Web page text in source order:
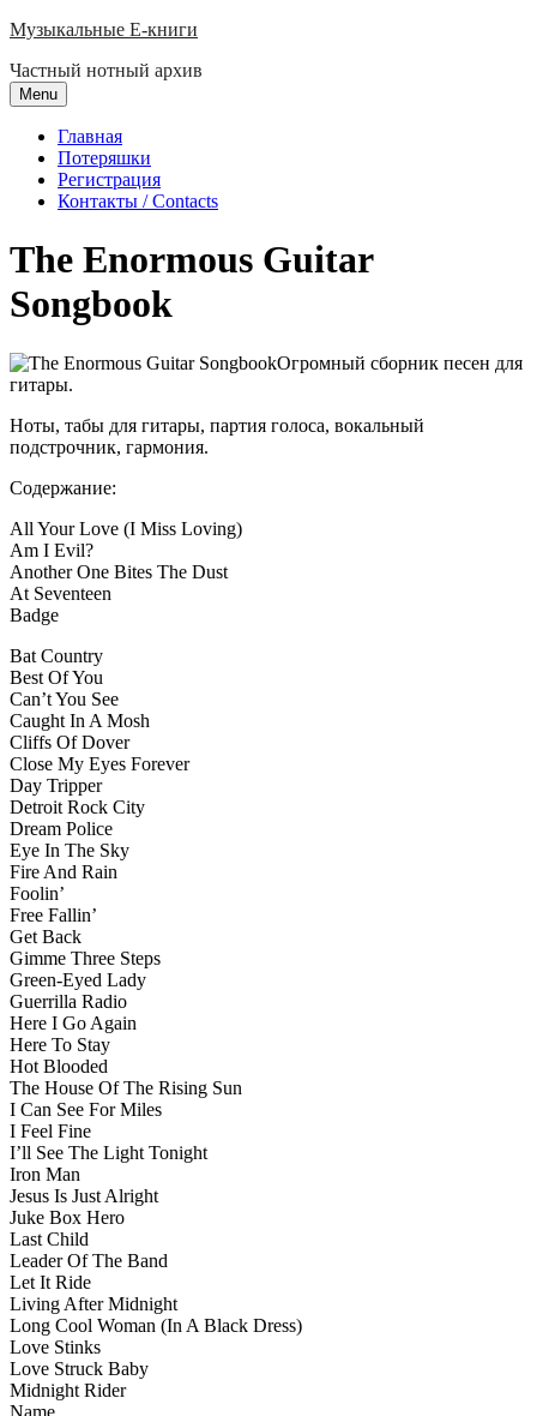
Skip
content
Музыкальные E-книги
Частный нотный архив
Menu
Главная
Потеряшки
Регистрация
Контакты / Contacts
The Enormous Guitar
Songbook
Огромный сборник песен для
гитары.
Ноты, табы для гитары, партия голоса, вокальный
подстрочник, гармония.
Содержание:
All Your Love (I Miss Loving)
Am I Evil?
Another One Bites The Dust
At Seventeen
Badge
Bat Country
Best Of You
Can’t You See
Caught In A Mosh
Cliffs Of Dover
Close My Eyes Forever
Day Tripper
Detroit Rock City
Dream Police
Eye In The Sky
Fire And Rain
Foolin’
Free Fallin’
Get Back
Gimme Three Steps
Green-Eyed Lady
Guerrilla Radio
Here I Go Again
Here To Stay
Hot Blooded
The House Of The Rising Sun
I Can See For Miles
I Feel Fine
I’ll See The Light Tonight
Iron Man
Jesus Is Just Alright
Juke Box Hero
Last Child
Leader Of The Band
Let It Ride
Living After Midnight
Long Cool Woman (In A Black Dress)
Love Stinks
Love Struck Baby
Midnight Rider
Name